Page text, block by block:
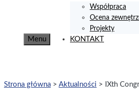
Menu
Współpraca
Ocena
Projekty
KONTAKT
Strona główna > Aktualności > IXth